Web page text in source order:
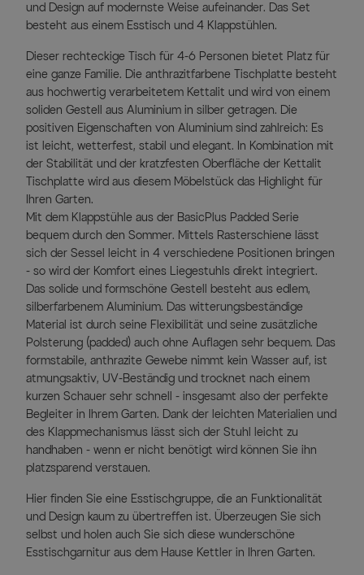
und Design auf modernste Weise aufeinander. Das Set
besteht aus einem Esstisch und 4 Klappstühlen.
Dieser rechteckige Tisch für 4-6 Personen bietet Platz für
eine ganze Familie. Die anthrazitfarbene Tischplatte besteht
aus hochwertig verarbeitetem Kettalit und wird von einem
soliden Gestell aus Aluminium in silber getragen. Die
positiven Eigenschaften von Aluminium sind zahlreich: Es
ist leicht, wetterfest, stabil und elegant. In Kombination mit
der Stabilität und der kratzfesten Oberfläche der Kettalit
Tischplatte wird aus diesem Möbelstück das Highlight für
Ihren Garten.
Mit dem Klappstühle aus der BasicPlus Padded Serie
bequem durch den Sommer. Mittels Rasterschiene lässt
sich der Sessel leicht in 4 verschiedene Positionen bringen
- so wird der Komfort eines Liegestuhls direkt integriert.
Das solide und formschöne Gestell besteht aus edlem,
silberfarbenem Aluminium. Das witterungsbeständige
Material ist durch seine Flexibilität und seine zusätzliche
Polsterung (padded) auch ohne Auflagen sehr bequem. Das
formstabile, anthrazite Gewebe nimmt kein Wasser auf, ist
atmungsaktiv, UV-Beständig und trocknet nach einem
kurzen Schauer sehr schnell - insgesamt also der perfekte
Begleiter in Ihrem Garten. Dank der leichten Materialien und
des Klappmechanismus lässt sich der Stuhl leicht zu
handhaben - wenn er nicht benötigt wird können Sie ihn
platzsparend verstauen.
Hier finden Sie eine Esstischgruppe, die an Funktionalität
und Design kaum zu übertreffen ist. Überzeugen Sie sich
selbst und holen auch Sie sich diese wunderschöne
Esstischgarnitur aus dem Hause Kettler in Ihren Garten.